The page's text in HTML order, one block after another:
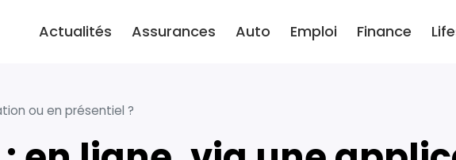
Actualités Assurances Auto Emploi Finance
ou en présentiel ?